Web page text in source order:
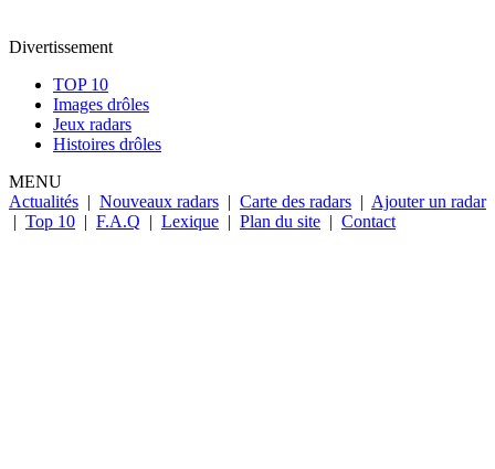
Divertissement
TOP 10
Images drôles
Jeux radars
Histoires drôles
MENU
Actualités | Nouveaux radars | Carte des radars | Ajouter un radar
| Top 10 | F.A.Q | Lexique | Plan du site | Contact